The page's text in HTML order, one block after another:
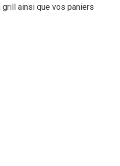
ainsi que vos paniers